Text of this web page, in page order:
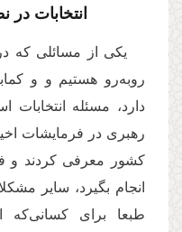
انتخابات در
یکی از مسائلی که
روبه‌رو هستیم و و
دارد، مسئله
رهبری در فرمایشات
کشور معرفی کردند و
انجام بگیرد، سایر
طبعا برای